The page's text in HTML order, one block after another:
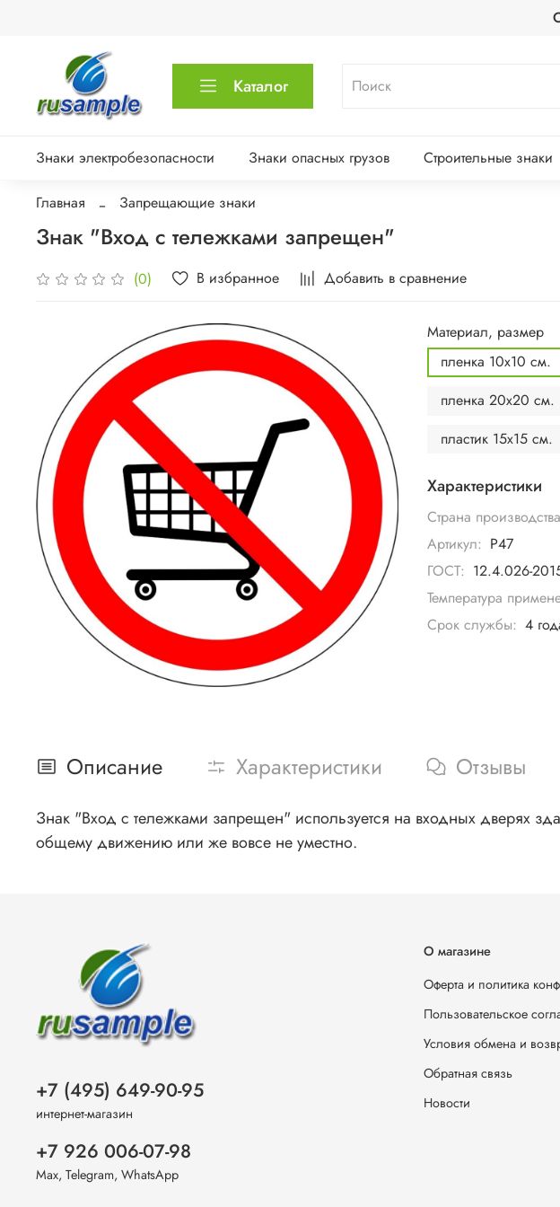
Каталог
Знаки электробезопасности Знаки опасных грузов Строительные знаки
Главная Запрещающие знаки
Знак "Вход с тележками запрещен"
(0) В избранное Добавить в сравнение
Материал, размер
пленка 10х10 см.
пленка 20х20 см.
пластик 15х15 см.
Характеристики
Страна
Артикул: P47
ГОСТ: 12.4.026-
Температура
Срок службы: 4
Описание Характеристики Отзывы
Знак "Вход с тележками запрещен" используется на входных дверях
общему движению или же вовсе не уместно.
О магазине
Оферта и политика
Пользовательское
Условия обмена и
Обратная связь
Новости
+7 (495) 649-90-95
интернет-магазин
+7 926 006-07-98
Max, Telegram, WhatsApp